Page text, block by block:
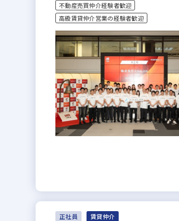
不動産売買仲介経験者歓迎
高級賃貸仲介営業の経験者歓迎
正社員 賃貸仲介